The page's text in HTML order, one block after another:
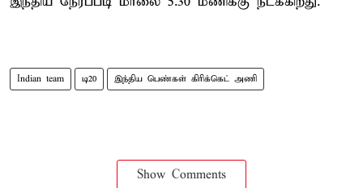
Indian team டி20 இந்திய பெண்கள் கிரிக்கெட் அணி
Show Comments